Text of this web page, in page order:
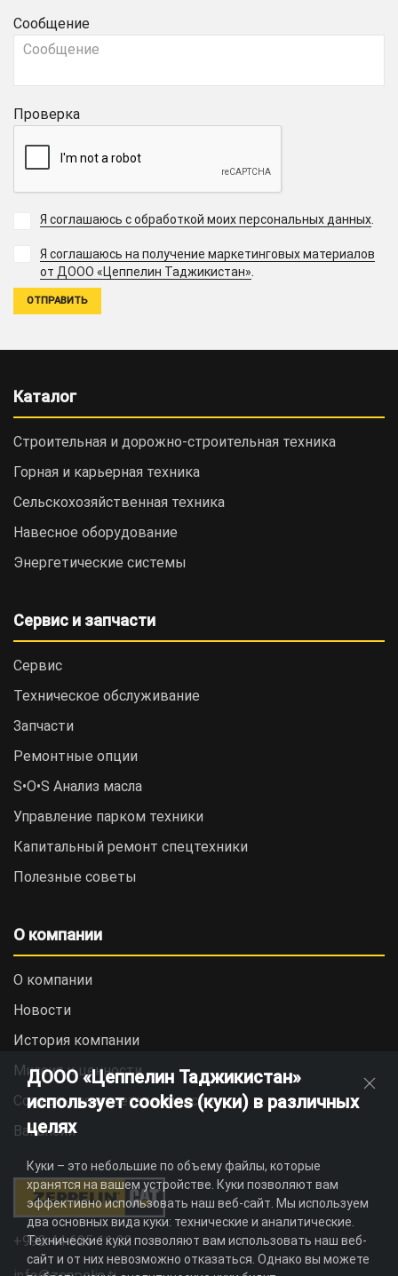
Сообщение
Проверка
Я соглашаюсь с обработкой моих персональных данных
Я соглашаюсь на получение маркетинговых материалов
от ДООО «Цеппелин Таджикистан».
Каталог
Строительная и дорожно-cтроительная техника
Горная и карьерная техника
Сельскохозяйственная техника
Навесное оборудование
Энергетические системы
Сервис и запчасти
Сервис
Техническое обслуживание
Запчасти
Ремонтные опции
S•O•S Анализ масла
Управление парком техники
Капитальный ремонт спецтехники
Полезные советы
О компании
О компании
Новости
История компании
Миссия и ценности
Социальная ответственность
Вакансии
+992 44 625 11 22
ДООО «Цеппелин Таджикистан»
использует cookies (куки) в различных
целях
Куки – это небольшие по объему файлы, которые
хранятся на вашем устройстве. Куки позволяют вам
эффективно использовать наш веб-сайт. Мы используем
два основных вида куки: технические и аналитические.
Технические куки позволяют вам использовать наш веб-
сайт и от них невозможно отказаться. Однако вы можете